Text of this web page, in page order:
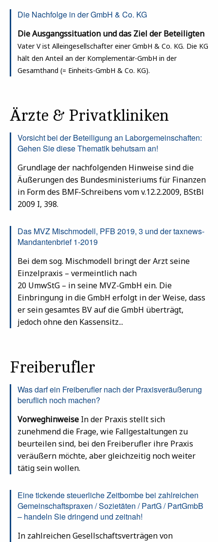
Die Nachfolge in der GmbH & Co. KG
Die Ausgangssituation und das Ziel der Beteiligten
Vater V ist Alleingesellschafter einer GmbH & Co. KG. Die KG
hält den Anteil an der Komplementär-GmbH in der
Gesamthand (= Einheits-GmbH & Co. KG).
Ärzte & Privatkliniken
Vorsicht bei der Beteiligung an Laborgemeinschaften:
Gehen Sie diese Thematik behutsam an!
Grundlage der nachfolgenden Hinweise sind die
Äußerungen des Bundesministeriums für Finanzen
in Form des BMF-Schreibens vom v.12.2.2009, BStBl
2009 I, 398.
Das MVZ Mischmodell, PFB 2019, 3 und der taxnews-
Mandantenbrief 1-2019
Bei dem sog. Mischmodell bringt der Arzt seine
Einzelpraxis – vermeintlich nach
20 UmwStG – in seine MVZ-GmbH ein. Die
Einbringung in die GmbH erfolgt in der Weise, dass
er sein gesamtes BV auf die GmbH überträgt,
jedoch ohne den Kassensitz...
Freiberufler
Was darf ein Freiberufler nach der Praxisveräußerung
beruflich noch machen?
Vorweghinweise In der Praxis stellt sich
zunehmend die Frage, wie Fallgestaltungen zu
beurteilen sind, bei den Freiberufler ihre Praxis
veräußern möchte, aber gleichzeitig noch weiter
tätig sein wollen.
Eine tickende steuerliche Zeitbombe bei zahlreichen
Gemeinschaftspraxen / Sozietäten / PartG / PartGmbB
– handeln Sie dringend und zeitnah!
In zahlreichen Gesellschaftsverträgen von